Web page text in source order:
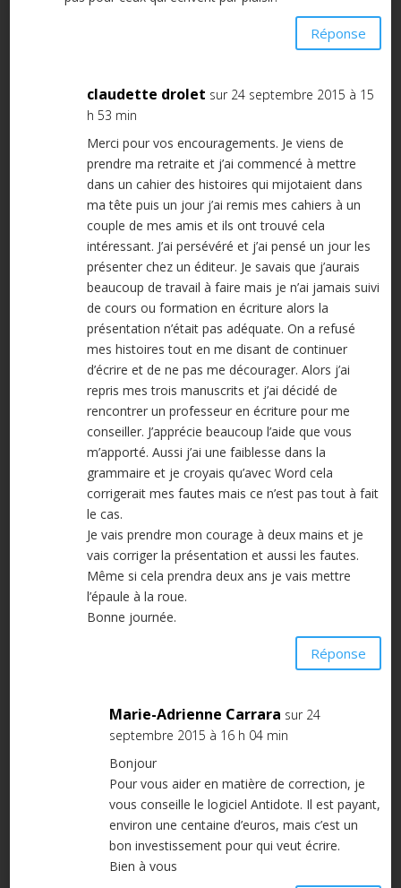
Réponse
claudette drolet sur 24 septembre 2015 à 15
h 53 min
Merci pour vos encouragements. Je viens de
prendre ma retraite et j’ai commencé à mettre
dans un cahier des histoires qui mijotaient dans
ma tête puis un jour j’ai remis mes cahiers à un
couple de mes amis et ils ont trouvé cela
intéressant. J’ai persévéré et j’ai pensé un jour les
présenter chez un éditeur. Je savais que j’aurais
beaucoup de travail à faire mais je n’ai jamais suivi
de cours ou formation en écriture alors la
présentation n’était pas adéquate. On a refusé
mes histoires tout en me disant de continuer
d’écrire et de ne pas me décourager. Alors j’ai
repris mes trois manuscrits et j’ai décidé de
rencontrer un professeur en écriture pour me
conseiller. J’apprécie beaucoup l’aide que vous
m’apporté. Aussi j’ai une faiblesse dans la
grammaire et je croyais qu’avec Word cela
corrigerait mes fautes mais ce n’est pas tout à fait
le cas.
Je vais prendre mon courage à deux mains et je
vais corriger la présentation et aussi les fautes.
Même si cela prendra deux ans je vais mettre
l’épaule à la roue.
Bonne journée.
Réponse
Marie-Adrienne Carrara sur 24
septembre 2015 à 16 h 04 min
Bonjour
Pour vous aider en matière de correction, je
vous conseille le logiciel Antidote. Il est payant,
environ une centaine d’euros, mais c’est un
bon investissement pour qui veut écrire.
Bien à vous